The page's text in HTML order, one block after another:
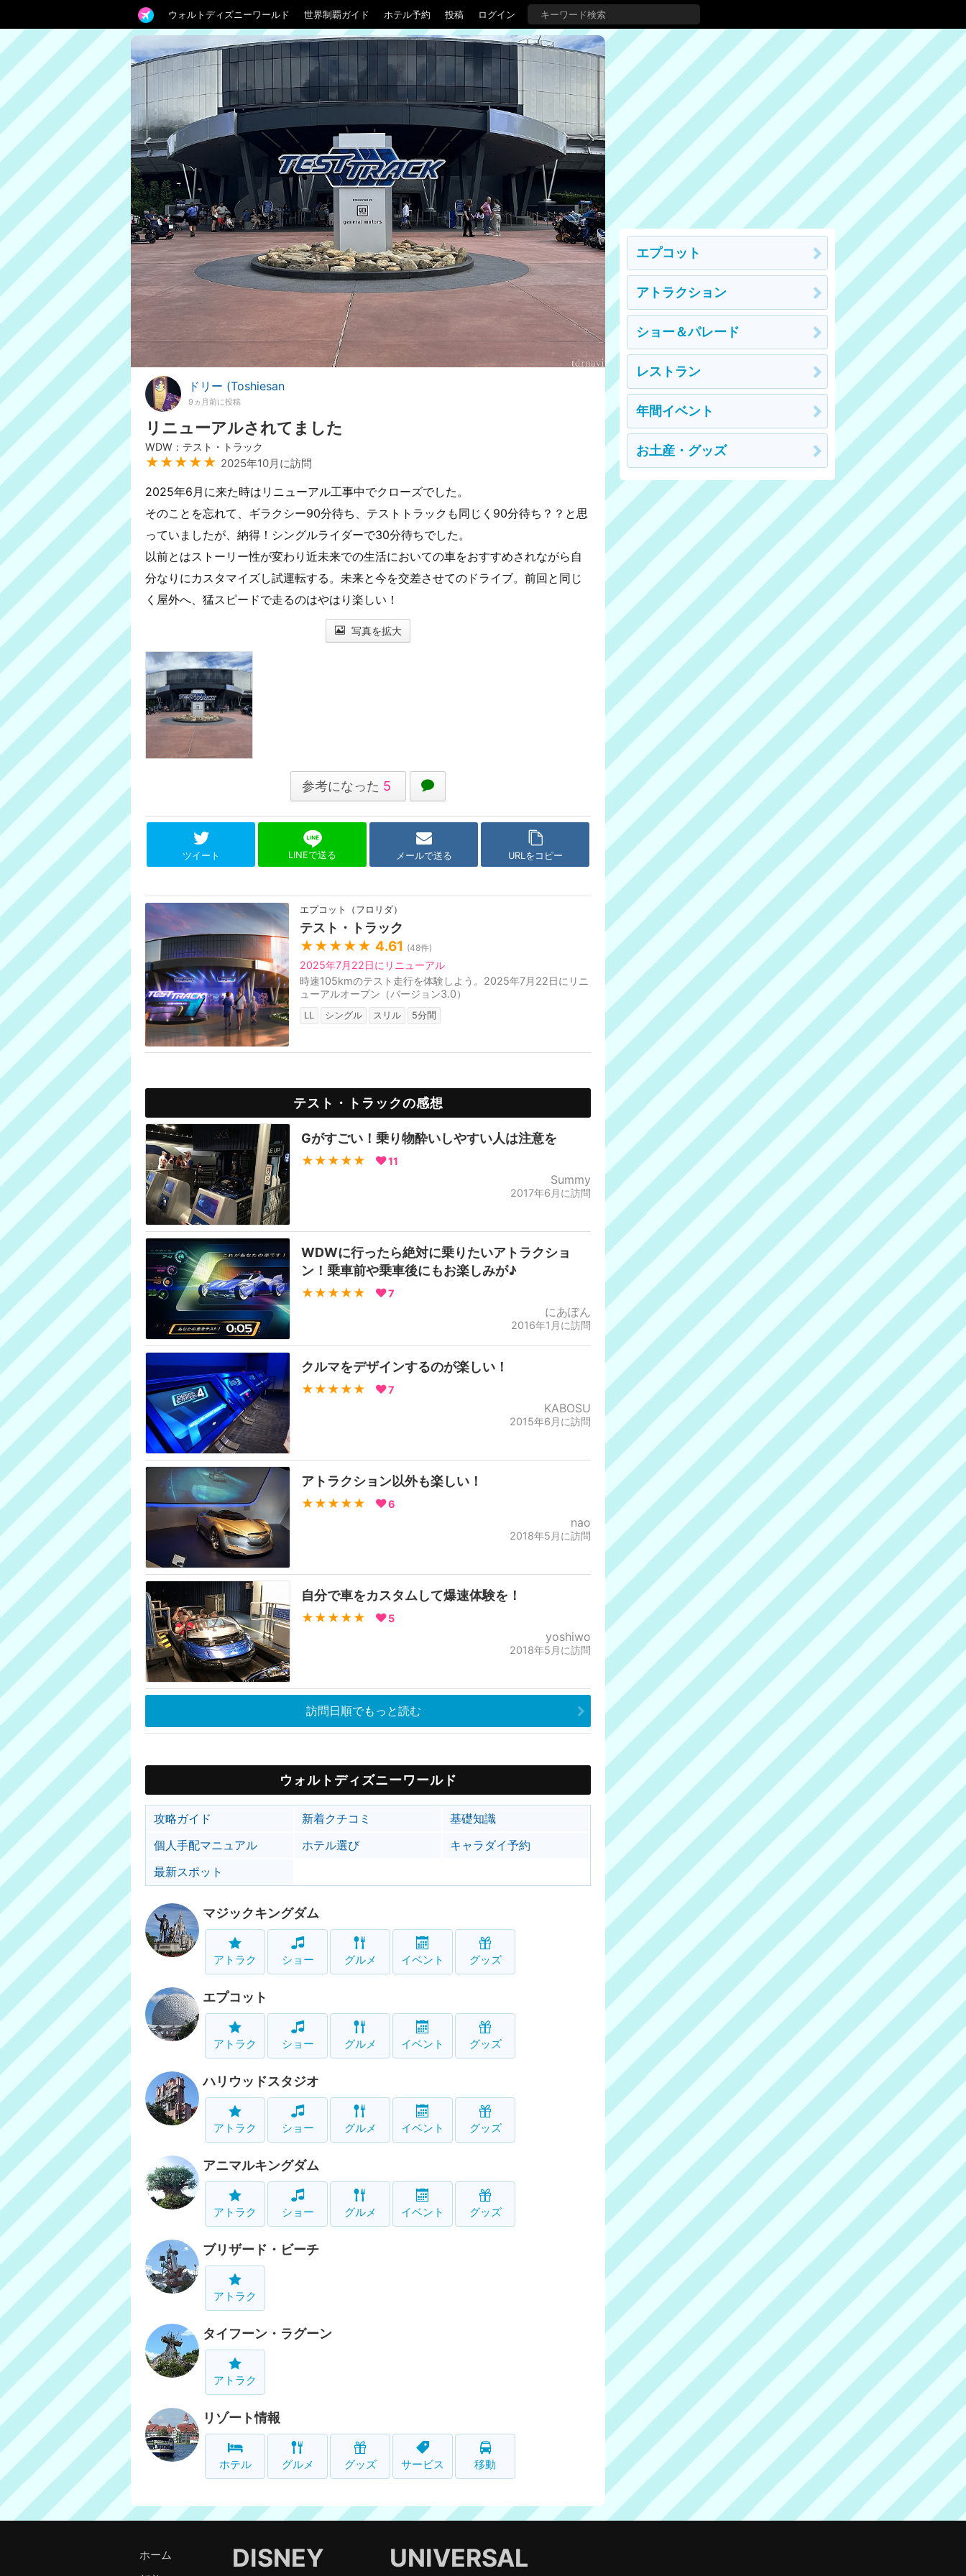
ウォルトディズニーワールド 世界制覇ガイド ホテル予約 投稿 ログイン
ドリー (Toshiesan
9ヵ月前に投稿
リニューアルされてました
WDW：テスト・トラック
★★★★★ 2025年10月に訪問
2025年6月に来た時はリニューアル工事中でクローズでした。
そのことを忘れて、ギラクシー90分待ち、テストトラックも同じく90分待ち？？と思
っていましたが、納得！シングルライダーで30分待ちでした。
以前とはストーリー性が変わり近未来での生活においての車をおすすめされながら自
分なりにカスタマイズし試運転する。未来と今を交差させてのドライブ。前回と同じ
く屋外へ、猛スピードで走るのはやはり楽しい！
写真を拡大
参考になった 5
ツイート LINEで送る メールで送る URLをコピー
エプコット（フロリダ）
テスト・トラック
★★★★★ 4.61 (48件)
2025年7月22日にリニューアル
時速105kmのテスト走行を体験しよう。2025年7月22日にリニ
ューアルオープン（バージョン3.0）
LL シングル スリル 5分間
テスト・トラックの感想
Gがすごい！乗り物酔いしやすい人は注意を
★★★★★ 11
Summy
2017年6月に訪問
WDWに行ったら絶対に乗りたいアトラクショ
ン！乗車前や乗車後にもお楽しみが♪
★★★★★ 7
にあぽん
2016年1月に訪問
クルマをデザインするのが楽しい！
★★★★★ 7
KABOSU
2015年6月に訪問
アトラクション以外も楽しい！
★★★★★ 6
nao
2018年5月に訪問
自分で車をカスタムして爆速体験を！
★★★★★ 5
yoshiwo
2018年5月に訪問
訪問日順でもっと読む
ウォルトディズニーワールド
攻略ガイド 新着クチコミ
基礎知識
個人手配マニュアル
ホテル選び
キャラダイ予約
最新スポット
マジックキングダム
アトラク ショー グルメ イベント グッズ
エプコット
アトラク ショー グルメ イベント グッズ
ハリウッドスタジオ
アトラク ショー グルメ イベント グッズ
アニマルキングダム
アトラク ショー グルメ イベント グッズ
ブリザード・ビーチ
アトラク
タイフーン・ラグーン
アトラク
リゾート情報
ホテル グルメ グッズ サービス 移動
エプコット
アトラクション
ショー＆パレード
レストラン
年間イベント
お土産・グッズ
ホーム
DISNEY UNIVERSAL